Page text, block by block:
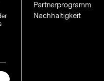
Partnerprogramm
Nachhaltigkeit